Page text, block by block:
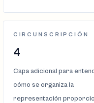
CIRCUNSCRIPCIÓN
4
Capa adicional para
cómo se organiza la
representación